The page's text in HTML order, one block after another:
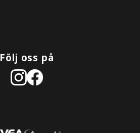
Följ oss på